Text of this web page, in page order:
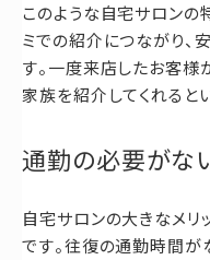
このような自宅サロンの
ミでの紹介につながり
す。一度来店したお客様
家族を紹介してくれると
通勤の必要がな
自宅サロンの大きなメリ
です。往復の通勤時間が